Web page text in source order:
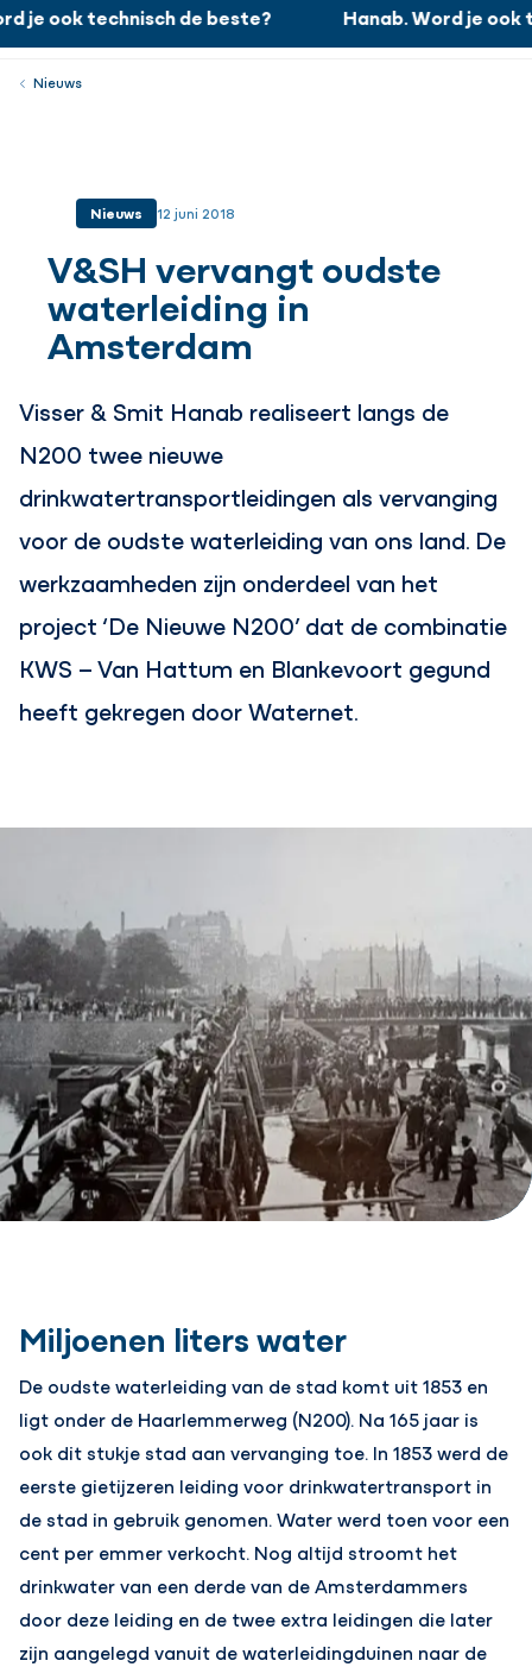
Hanab. Word je ook technisch de beste?
je ook technisch de beste? Hanab. Word je ook
Werken bij Menu
Nieuws
Nieuws 12 juni 2018
V&SH vervangt oudste
waterleiding in
Amsterdam
Visser & Smit Hanab realiseert langs de
N200 twee nieuwe
drinkwatertransportleidingen als vervanging
voor de oudste waterleiding van ons land. De
werkzaamheden zijn onderdeel van het
project ‘De Nieuwe N200’ dat de combinatie
KWS – Van Hattum en Blankevoort gegund
heeft gekregen door Waternet.
Miljoenen liters water
De oudste waterleiding van de stad komt uit 1853 en
ligt onder de Haarlemmerweg (N200). Na 165 jaar is
ook dit stukje stad aan vervanging toe. In 1853 werd de
eerste gietijzeren leiding voor drinkwatertransport in
de stad in gebruik genomen. Water werd toen voor een
cent per emmer verkocht. Nog altijd stroomt het
drinkwater van een derde van de Amsterdammers
door deze leiding en de twee extra leidingen die later
zijn aangelegd vanuit de waterleidingduinen naar de
Sluiten